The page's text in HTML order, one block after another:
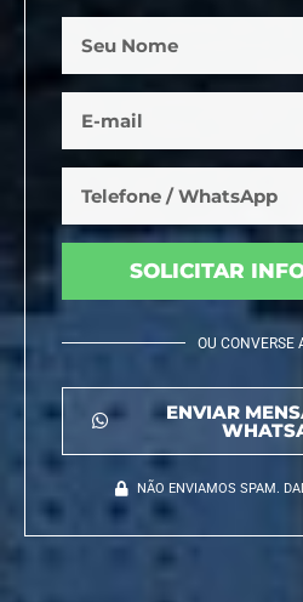
SOLICITAR
OU CONVERSE
ENVIAR
NÃO ENVIAMOS SPAM.